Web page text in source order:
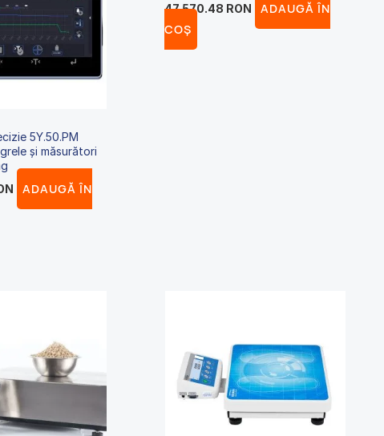
5Y.50.PM
și măsurători
ADAUGĂ ÎN
47,570.48 RON
ADAUGĂ ÎN
COȘ